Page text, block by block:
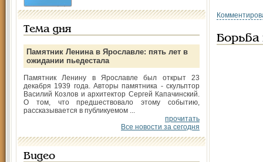
Тема дня
Памятник Ленина в Ярославле: пять лет в
ожидании пьедестала
Памятник Ленину в Ярославле был открыт 23
декабря 1939 года. Авторы памятника - скульптор
Василий Козлов и архитектор Сергей Капачинский.
О том, что предшествовало этому событию,
рассказывается в публикуемом ...
прочитать
Все новости за сегодня
Видео
Борьба